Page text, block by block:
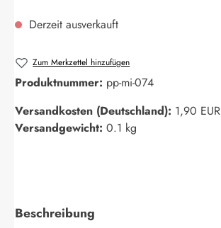
Derzeit ausverkauft
Zum Merkzettel hinzufügen
Produktnummer: pp-mi-074
Versandkosten (Deutschland): 1,90 EUR
Versandgewicht: 0.1 kg
Beschreibung